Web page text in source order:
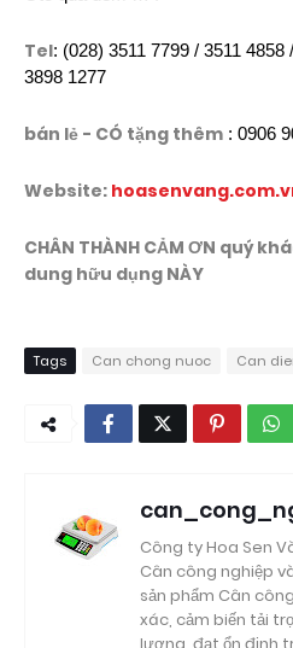
Tel: (028) 3511 7799 / 3511
3898 1277
bán lẻ - CÓ tặng thêm : 0906
Website:
CHÂN THÀNH CẢM ƠN quý
dung hữu dụng NÀY
Tags Can chong nuoc Can
Công ty Hoa Sen
Cân công nghiệp
sản phẩm Cân
xác, cảm biến tải